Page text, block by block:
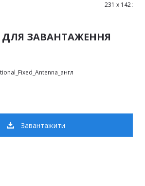
231 x 142 x
ДЛЯ ЗАВАНТАЖЕННЯ
Завантажити